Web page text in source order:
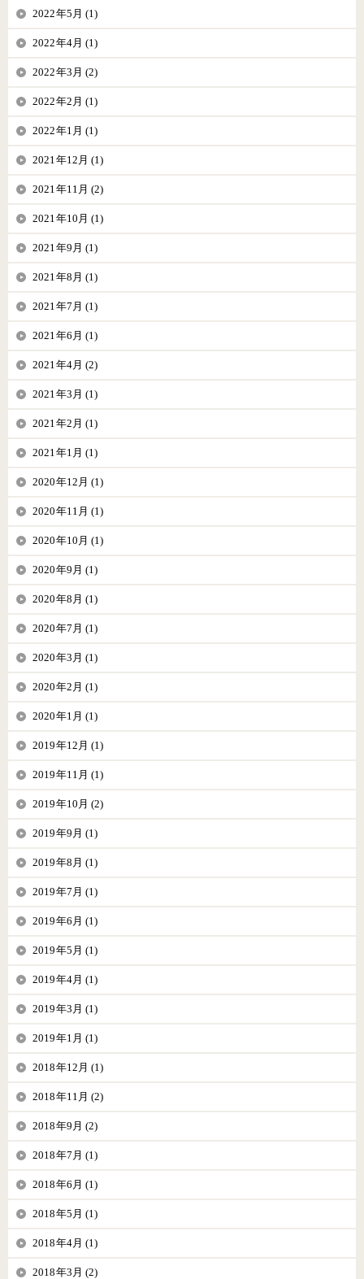
2022年5月 (1)
2022年4月 (1)
2022年3月 (2)
2022年2月 (1)
2022年1月 (1)
2021年12月 (1)
2021年11月 (2)
2021年10月 (1)
2021年9月 (1)
2021年8月 (1)
2021年7月 (1)
2021年6月 (1)
2021年4月 (2)
2021年3月 (1)
2021年2月 (1)
2021年1月 (1)
2020年12月 (1)
2020年11月 (1)
2020年10月 (1)
2020年9月 (1)
2020年8月 (1)
2020年7月 (1)
2020年3月 (1)
2020年2月 (1)
2020年1月 (1)
2019年12月 (1)
2019年11月 (1)
2019年10月 (2)
2019年9月 (1)
2019年8月 (1)
2019年7月 (1)
2019年6月 (1)
2019年5月 (1)
2019年4月 (1)
2019年3月 (1)
2019年1月 (1)
2018年12月 (1)
2018年11月 (2)
2018年9月 (2)
2018年7月 (1)
2018年6月 (1)
2018年5月 (1)
2018年4月 (1)
2018年3月 (2)